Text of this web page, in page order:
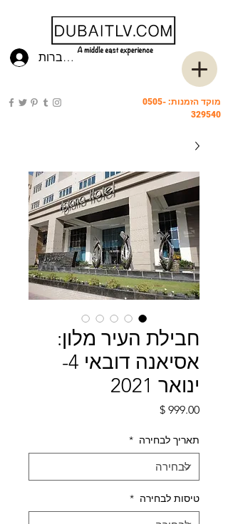
להתחברות
מוקד הזמנות: 0505-
329540
חבילת העיר מלון:
אסיאנה דובאי 4-
ינואר 2021
מחיר
תאריך לבחירה *
טיסות לבחירה *